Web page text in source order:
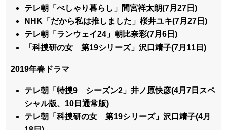
テレ朝「べしゃり暮らし」間宮祥太朗(7月27日)
NHK「だから私は推しました」桜井ユキ(7月27日)
テレ朝「ランウェイ24」朝比奈彩(7月6日)
「科捜研の女 第19シリーズ」沢口靖子(7月11日)
2019年春ドラマ
テレ朝「特捜9 シーズン2」井ノ原快彦(4月7日スペ
シャル版、10日通常版)
テレ朝「科捜研の女 第19シリーズ」沢口靖子(4月